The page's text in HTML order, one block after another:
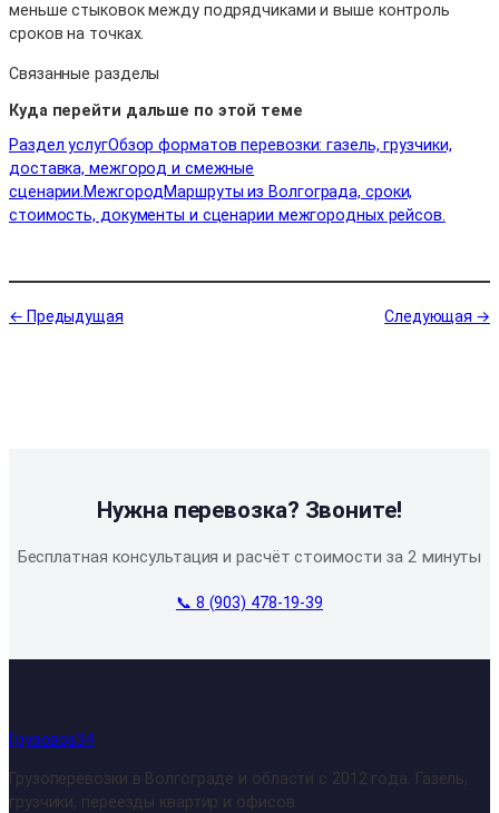
меньше стыковок между подрядчиками и выше контроль
сроков на точках.
Связанные разделы
Куда перейти дальше по этой теме
Раздел услугОбзор форматов перевозки: газель, грузчики,
доставка, межгород и смежные
сценарии. МежгородМаршруты из Волгограда, сроки,
стоимость, документы и сценарии межгородных рейсов.
← Предыдущая Следующая →
Нужна перевозка? Звоните!
Бесплатная консультация и расчёт стоимости за 2 минуты
📞 8 (903) 478-19-39
Грузовоз34
Грузоперевозки в Волгограде и области с 2012 года. Газель,
грузчики, переезды квартир и офисов.